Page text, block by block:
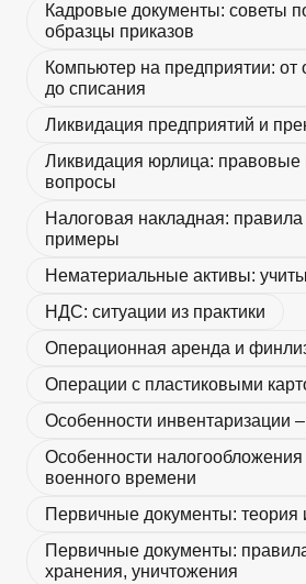
Кадровые документы: советы
образцы приказов
Компьютер на предприятии: от
до списания
Ликвидация предприятий и
Ликвидация юрлица: правовые
вопросы
Налоговая накладная:
примеры
Нематериальные активы:
НДС: ситуации из практики
Операционная аренда и
Операции с пластиковыми
Особенности инвентаризации
Особенности
военного времени
Первичные документы: теория
Первичные документы:
хранения, уничтожения